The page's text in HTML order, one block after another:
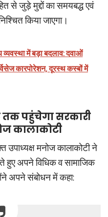
से जुड़े मुद्दों का समयबद्ध एवं
किया जाएगा।
व्यवस्था में बड़ा बदलाव: दवाओं
कारपोरेशन, दूरस्थ कस्बों में
तक पहुंचेगा सरकारी
कालाकोटी
मनोज कालाकोटी ने
हुए अपने विधिक व सामाजिक
अपने संबोधन में कहा: